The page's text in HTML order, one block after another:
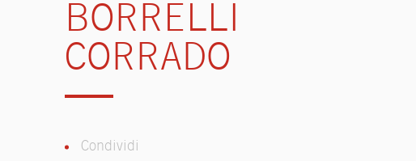
BORRELLI
CORRADO
Condividi